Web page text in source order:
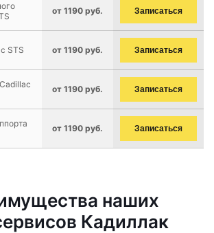
от 1190 руб. Записаться
STS от 1190 руб. Записаться
от 1190 руб. Записаться
от 1190 руб. Записаться
наших
Кадиллак